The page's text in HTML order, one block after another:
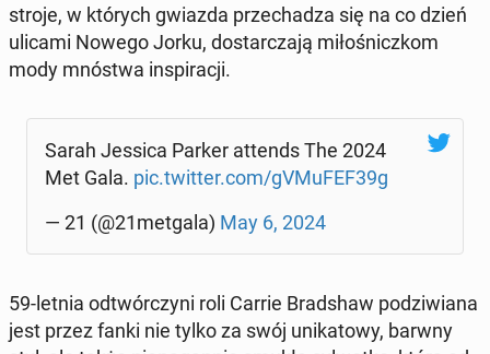
stroje, w których gwiazda prze­cha­dza się na co dzień
ulicami Nowego Jorku, do­star­cza­ją mi­ło­śnicz­kom
mody mnóstwa in­spi­ra­cji.
Sarah Jessica Parker attends The 2024
Met Gala. pic.twitter.com/gVMuFEF39g
— 21 (@21metgala) May 6, 2024
59-letnia od­twór­czy­ni roli Carrie Brad­shaw po­dzi­wia­na
jest przez fanki nie tylko za swój uni­ka­to­wy, barwny